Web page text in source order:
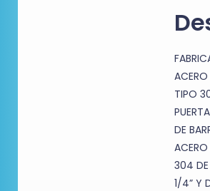
ACERO
TIPO
DE
304
1/4” Y